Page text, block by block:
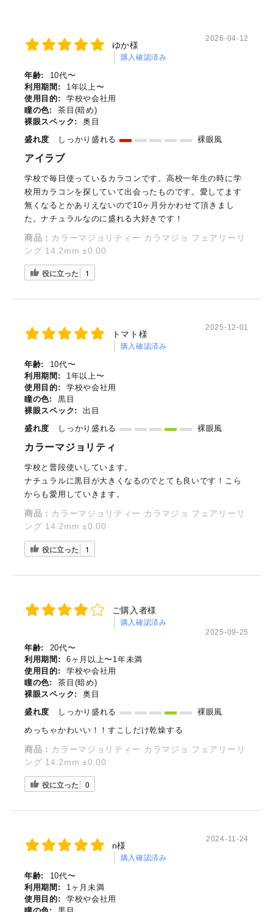
ゆか様
購入確認済み
2026-04-12
年齢:
10代〜
利用期間:
1年以上〜
使用目的:
学校や会社用
瞳の色:
茶目(暗め)
裸眼スペック:
奥目
盛れ度
しっかり盛れる 裸眼風
アイラブ
学校で毎日使っているカラコンです。高校一年生の時に学
校用カラコンを探していて出会ったものです。愛してます
無くなるとかありえないので10ヶ月分かわせて頂きまし
た。ナチュラルなのに盛れる大好きです！
商品： カラーマジョリティー カラマジョ フェアリーリ
ング 14.2mm ±0.00
役に立った 1
トマト様
購入確認済み
2025-12-01
年齢:
10代〜
利用期間:
1年以上〜
使用目的:
学校や会社用
瞳の色:
黒目
裸眼スペック:
出目
盛れ度
しっかり盛れる 裸眼風
カラーマジョリティ
学校と普段使いしています。
ナチュラルに黒目が大きくなるのでとても良いです！こら
からも愛用していきます。
商品： カラーマジョリティー カラマジョ フェアリーリ
ング 14.2mm ±0.00
役に立った 1
ご購入者様
購入確認済み
2025-09-25
年齢:
20代〜
利用期間:
6ヶ月以上〜1年未満
使用目的:
学校や会社用
瞳の色:
茶目(暗め)
裸眼スペック:
奥目
盛れ度
しっかり盛れる
裸眼風
めっちゃかわいい！！すこしだけ乾燥する
商品： カラーマジョリティー カラマジョ フェアリーリ
ング 14.2mm ±0.00
役に立った 0
n様
購入確認済み
2024-11-24
年齢:
10代〜
利用期間:
1ヶ月未満
使用目的:
学校や会社用